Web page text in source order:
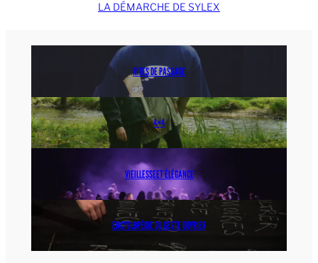
LA DÉMARCHE DE SYLEX
RITES DE PASSAGE
4×4
VIEILLESSEET ÉLÉGANCE
ENCYCLOPÉDIE DU GESTE OUVRIER